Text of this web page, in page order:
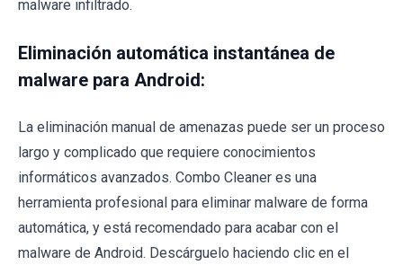
malware infiltrado.
Eliminación automática instantánea de
malware para Android:
La eliminación manual de amenazas puede ser un proceso
largo y complicado que requiere conocimientos
informáticos avanzados. Combo Cleaner es una
herramienta profesional para eliminar malware de forma
automática, y está recomendado para acabar con el
malware de Android. Descárguelo haciendo clic en el